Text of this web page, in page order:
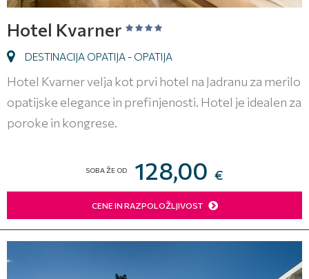
Hotel Kvarner
DESTINACIJA OPATIJA - OPATIJA
Hotel Kvarner velja kot prvi hotel na Jadranu za merilo
opatijske elegance in prefinjenosti. Hotel je idealen za
poroke in kongrese.
SOBA ŽE OD 128,00 €
CENE IN RAZPOLOŽLJIVOST